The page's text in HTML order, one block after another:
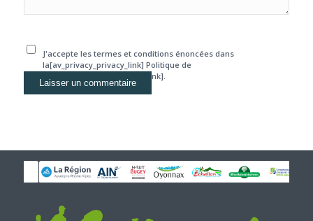
J'accepte les termes et conditions énoncées dans
la[av_privacy_privacy_link] Politique de
confidentialité[/av_privacy_link].